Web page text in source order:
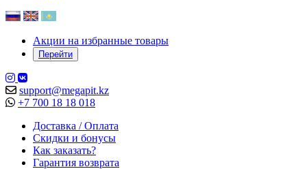
Акции на избранные товары
Перейти
support@megapit.kz
+7 700 18 18 018
Доставка / Оплата
Скидки и бонусы
Как заказать?
Гарантия возврата